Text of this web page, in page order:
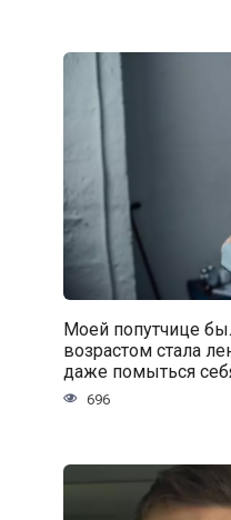
Моей попутчице
возрастом стала
даже помыться
696